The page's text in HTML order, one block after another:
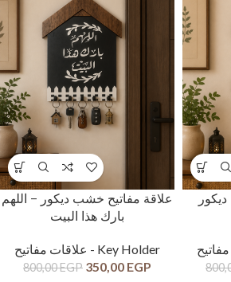
علاقة مفاتيح خشب ديكور – اللهم
بارك هذا البيت
علاقات مفاتيح - Key Holder
800,00EGP 350,00 EGP
–